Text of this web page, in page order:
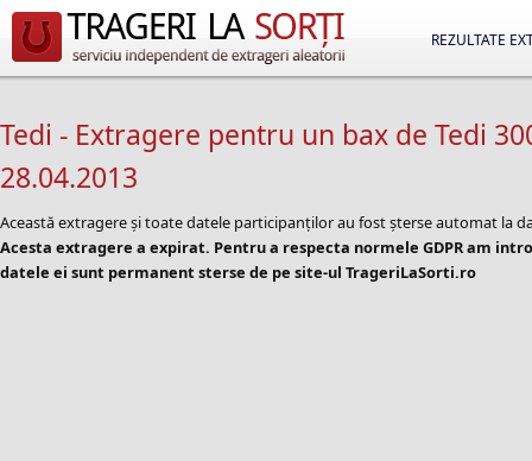
REZULTATE
Tedi - Extragere pentru un bax de Tedi
28.04.2013
Această extragere și toate datele participanților au fost șterse automat la
Acesta extragere a expirat. Pentru a respecta normele GDPR am
datele ei sunt permanent sterse de pe site-ul TrageriLaSorti.ro